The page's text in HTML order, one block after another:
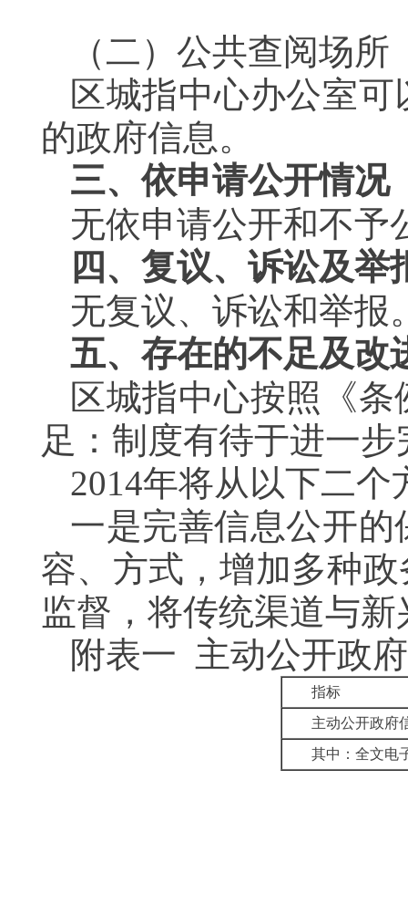
（二）公共查阅场所
区城指中心办公室
的政府信息。
三、依申请公开情况
无依申请公开和不予
四、复议、诉讼及举
无复议、诉讼和举报
五、存在的不足及改
区城指中心按照《
足：制度有待于进一
2014年将从以下二个
一是完善信息公开
容、方式，增加多种
监督，将传统渠道与
附表一 主动公开政
指标
主动公开政府
其中：全文电